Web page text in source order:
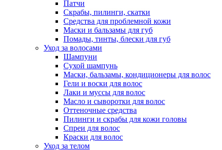
Патчи
Скрабы, пилинги, скатки
Средства для проблемной кожи
Маски и бальзамы для губ
Помады, тинты, блески для губ
Уход за волосами
Шампуни
Сухой шампунь
Маски, бальзамы, кондиционеры для волос
Гели и воски для волос
Лаки и муссы для волос
Масло и сыворотки для волос
Оттеночные средства
Пилинги и скрабы для кожи головы
Спреи для волос
Краски для волос
Уход за телом